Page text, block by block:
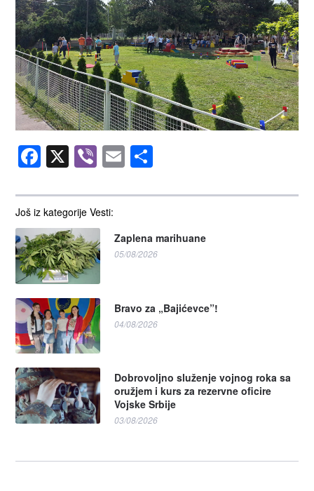
Još iz kategorije Vesti:
Zaplena marihuane
05/08/2026
Bravo za „Bajićevce”!
04/08/2026
Dobrovoljno služenje vojnog roka sa
oružjem i kurs za rezervne oficire
Vojske Srbije
03/08/2026
Facebook
X Viber
Email